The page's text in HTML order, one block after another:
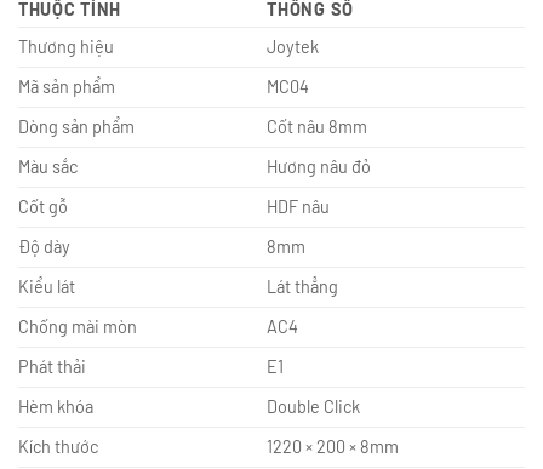
THUỘC TÍNH
THÔNG SỐ
Thương hiệu
Joytek
Mã sản phẩm
MC04
Dòng sản phẩm
Cốt nâu 8mm
Màu sắc
Hương nâu đỏ
Cốt gỗ
HDF nâu
Độ dày
8mm
Kiểu lát
Lát thẳng
Chống mài mòn
AC4
Phát thải
E1
Hèm khóa
Double Click
Kích thước
1220 × 200 × 8mm